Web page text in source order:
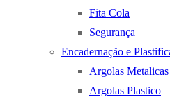
Fita Cola
Segurança
Encadernação e
Argolas Metalicas
Argolas Plastico